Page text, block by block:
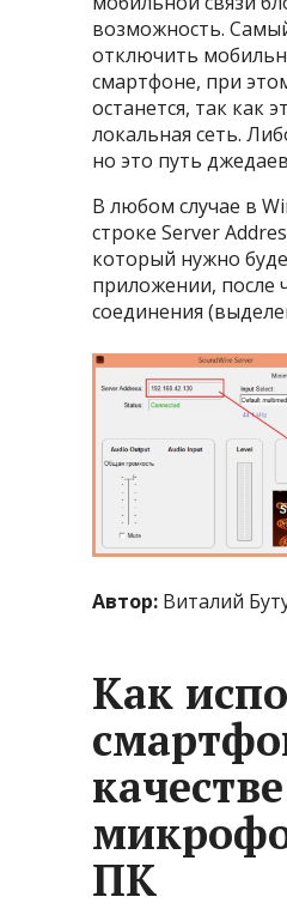
возможность.
отключить
смартфоне, при
останется, так как
локальная сеть.
но это путь
В любом случае в
строке Server
который нужно
приложении, после
соединения
Автор: Виталий
Как
качестве
ПК